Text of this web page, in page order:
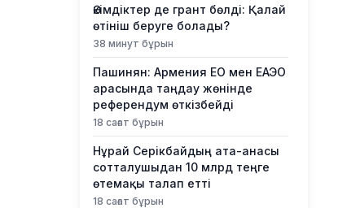
Әкімдіктер де грант бөлді: Қалай
өтініш беруге болады?
38 минут бұрын
Пашинян: Армения ЕО мен ЕАЭО
арасында таңдау жөнінде
референдум өткізбейді
18 сағат бұрын
Нұрай Серікбайдың ата-анасы
сотталушыдан 10 млрд теңге
өтемақы талап етті
18 сағат бұрын